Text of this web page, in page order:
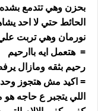
بحزن وهي تتدمع
الحائط حتي لا احد
نورمان وهي تربت
= هتعمل ايه باارحيم
رحيم بثقه ومازال
= اكيد مش هتجوز
اللي يتجبر ع حاجه